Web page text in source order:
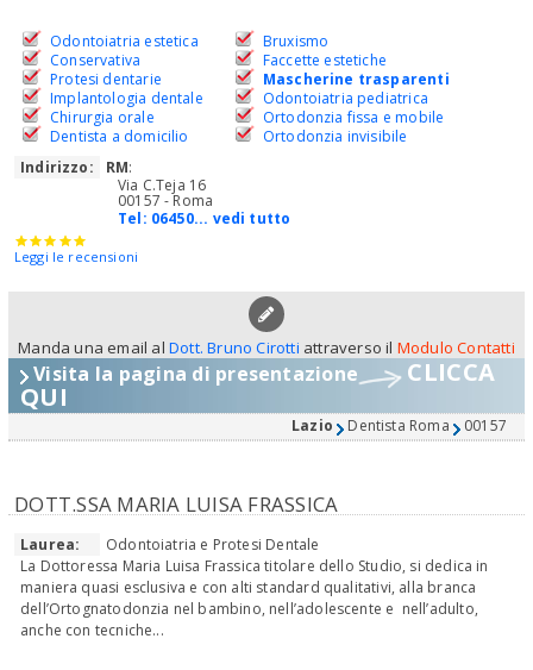
Odontoiatria estetica
Conservativa
Protesi dentarie
Implantologia dentale
Chirurgia orale
Dentista a domicilio
Bruxismo
Faccette estetiche
Mascherine trasparenti
Odontoiatria pediatrica
Ortodonzia fissa e mobile
Ortodonzia invisibile
Indirizzo:
RM:
Via C.Teja 16
00157 - Roma
Tel: 06450... vedi tutto
Leggi le recensioni
Manda una email alDott. Bruno Cirotti attraverso il Modulo Contatti
Visita la pagina di presentazione CLICCA
QUI
Lazio Dentista Roma 00157
DOTT.SSA MARIA LUISA FRASSICA
Laurea:
Odontoiatria e Protesi Dentale
La Dottoressa Maria Luisa Frassica titolare dello Studio, si dedica in
maniera quasi esclusiva e con alti standard qualitativi, alla branca
dell’Ortognatodonzia nel bambino, nell’adolescente e nell’adulto,
anche con tecniche...